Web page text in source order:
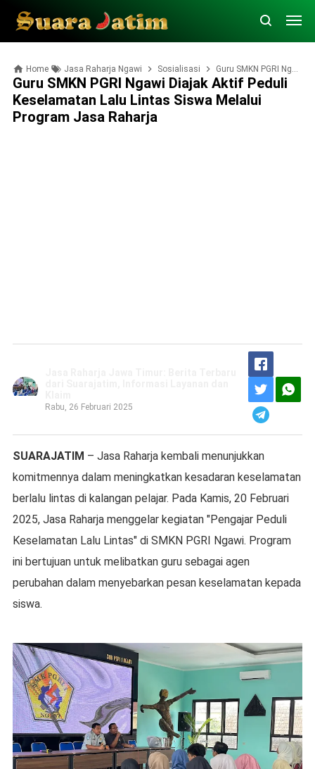
Home Jasa Raharja Ngawi Sosialisasi Guru SMKN PGRI Ngawi Diajak Aktif Peduli Keselamatan Lalu Lintas Siswa Melalui Program Jasa Raharja
Guru SMKN PGRI Ngawi Diajak Aktif Peduli
Keselamatan Lalu Lintas Siswa Melalui
Program Jasa Raharja
Rabu, 26 Februari 2025
SUARAJATIM – Jasa Raharja kembali menunjukkan
komitmennya dalam meningkatkan kesadaran keselamatan
berlalu lintas di kalangan pelajar. Pada Kamis, 20 Februari
2025, Jasa Raharja menggelar kegiatan "Pengajar Peduli
Keselamatan Lalu Lintas" di SMKN PGRI Ngawi. Program
ini bertujuan untuk melibatkan guru sebagai agen
perubahan dalam menyebarkan pesan keselamatan kepada
siswa.